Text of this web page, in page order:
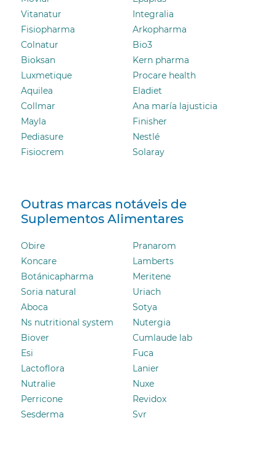
Vitanatur
Integralia
Fisiopharma
Arkopharma
Colnatur
Bio3
Bioksan
Kern pharma
Luxmetique
Procare health
Aquilea
Eladiet
Collmar
Ana maría lajusticia
Mayla
Finisher
Pediasure
Nestlé
Fisiocrem
Solaray
Outras marcas notáveis ​​de
Suplementos Alimentares
Obire
Pranarom
Koncare
Lamberts
Botánicapharma
Meritene
Soria natural
Uriach
Aboca
Sotya
Ns nutritional system
Nutergia
Biover
Cumlaude lab
Esi
Fuca
Lactoflora
Lanier
Nutralie
Nuxe
Perricone
Revidox
Sesderma
Svr